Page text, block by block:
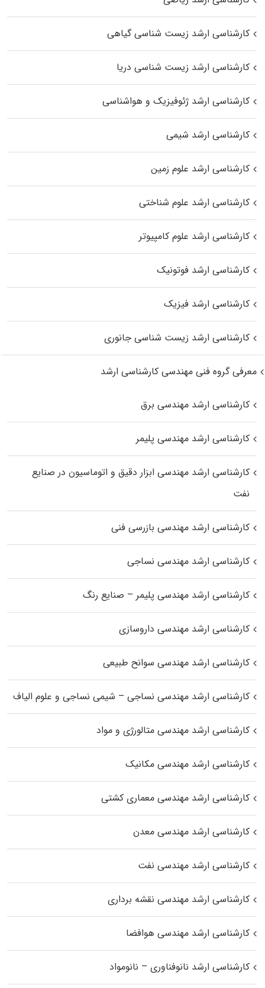
کارشناسی ارشد زیست‌ شناسی گیاهی
کارشناسی ارشد زیست‌ شناسی دریا
کارشناسی ارشد ژئوفیزیک و هواشناسی
کارشناسی ارشد شیمی
کارشناسی ارشد علوم زمین
کارشناسی ارشد علوم شناختی
کارشناسی ارشد علوم کامپیوتر
کارشناسی ارشد فوتونیک
کارشناسی ارشد فیزیک
کارشناسی ارشد زیست‌ شناسی جانوری
معرفی گروه فنی مهندسی کارشناسی ارشد
کارشناسی ارشد مهندسی برق
کارشناسی ارشد مهندسی پلیمر
کارشناسی ارشد مهندسی ابزار دقیق و اتوماسیون در صنایع
نفت
کارشناسی ارشد مهندسی بازرسی فنی
کارشناسی ارشد مهندسی نساجی
کارشناسی ارشد مهندسی پلیمر – صنایع رنگ
کارشناسی ارشد مهندسی داروسازی
کارشناسی ارشد مهندسی سوانح طبیعی
کارشناسی ارشد مهندسی نساجی – شیمی نساجی و علوم الیاف
کارشناسی ارشد مهندسی متالورژی و مواد
کارشناسی ارشد مهندسی مکانیک
کارشناسی ارشد مهندسی معماری کشتی
کارشناسی ارشد مهندسی معدن
کارشناسی ارشد مهندسی نفت
کارشناسی ارشد مهندسی نقشه برداری
کارشناسی ارشد مهندسی هوافضا
کارشناسی ارشد نانوفناوری – نانومواد